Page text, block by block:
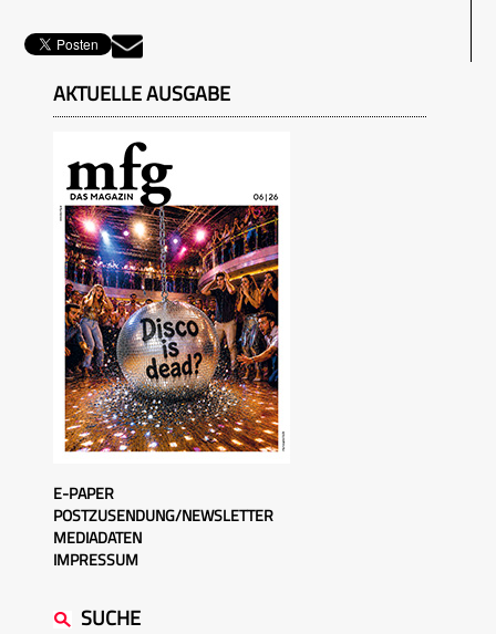
AKTUELLE AUSGABE
E-PAPER
POSTZUSENDUNG/NEWSLETTER
MEDIADATEN
IMPRESSUM
SUCHE